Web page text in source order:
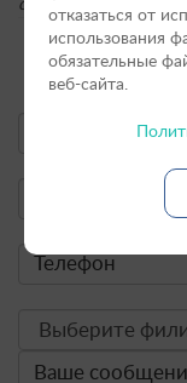
сайте.
отказаться от
использования
обязательные
веб-сайта.